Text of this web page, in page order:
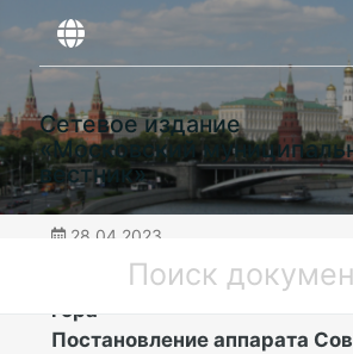
Сетевое издание
«Московский
вестник»
28.04.2023
ВАО | Муниципальный округ
гора
Постановление аппарата